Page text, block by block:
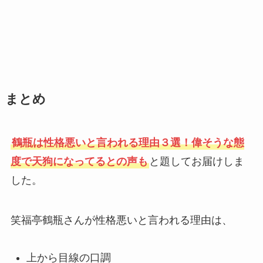
まとめ
鶴瓶は性格悪いと言われる理由３選！偉そうな態
度で天狗になってるとの声もと題してお届けしま
した。
笑福亭鶴瓶さんが性格悪いと言われる理由は、
上から目線の口調